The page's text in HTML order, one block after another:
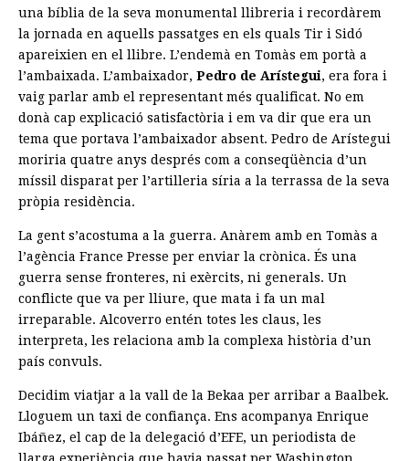
una bíblia de la seva monumental llibreria i recordàrem
la jornada en aquells passatges en els quals Tir i Sidó
apareixien en el llibre. L’endemà en Tomàs em portà a
l’ambaixada. L’ambaixador, Pedro de Arístegui, era fora i
vaig parlar amb el representant més qualificat. No em
donà cap explicació satisfactòria i em va dir que era un
tema que portava l’ambaixador absent. Pedro de Arístegui
moriria quatre anys després com a conseqüència d’un
míssil disparat per l’artilleria síria a la terrassa de la seva
pròpia residència.
La gent s’acostuma a la guerra. Anàrem amb en Tomàs a
l’agència France Presse per enviar la crònica. És una
guerra sense fronteres, ni exèrcits, ni generals. Un
conflicte que va per lliure, que mata i fa un mal
irreparable. Alcoverro entén totes les claus, les
interpreta, les relaciona amb la complexa història d’un
país convuls.
Decidim viatjar a la vall de la Bekaa per arribar a Baalbek.
Lloguem un taxi de confiança. Ens acompanya Enrique
Ibáñez, el cap de la delegació d’EFE, un periodista de